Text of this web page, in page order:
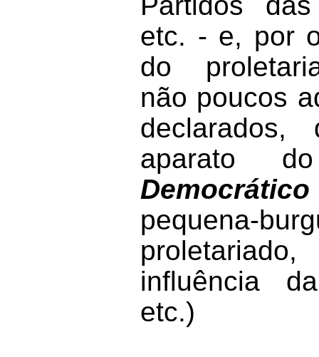
etc. - e, por
do
não poucos
aparato
influência
etc.)